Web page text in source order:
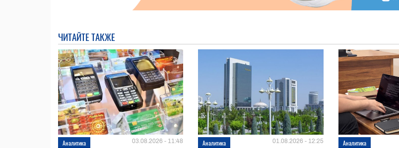
ЧИТАЙТЕ ТАКЖЕ
Аналитика 03.08.2026 - 11:48 Аналитика 01.08.2026 - 12:25 Аналитика